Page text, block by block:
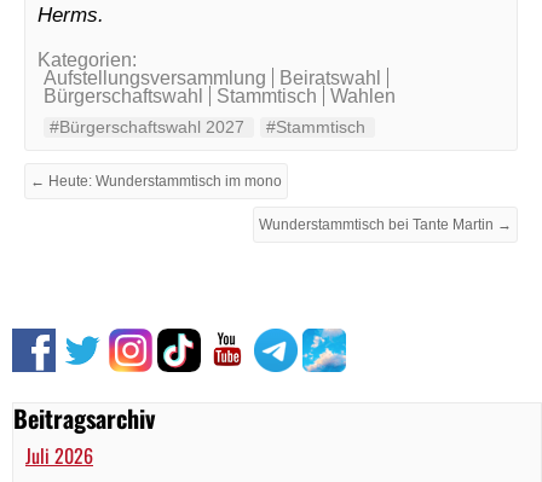
Beitragsarchiv
Juli 2026
Herms.
Kategorien:
Aufstellungsversammlung
Beiratswahl
Bürgerschaftswahl
Stammtisch Wahlen
#Bürgerschaftswahl 2027 #Stammtisch
← Heute: Wunderstammtisch im mono
Wunderstammtisch bei Tante Martin →